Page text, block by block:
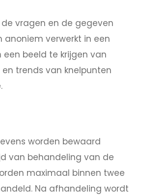
de vragen en de gegeven
anoniem verwerkt in een
beeld te krijgen van
trends van knelpunten
worden bewaard
van behandeling van de
maximaal binnen twee
Na afhandeling wordt